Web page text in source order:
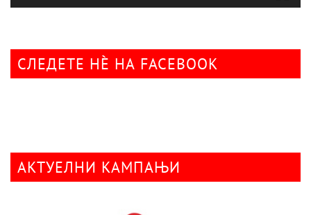
СЛЕДЕТЕ НÈ НА FACEBOOK
АКТУЕЛНИ КАМПАЊИ